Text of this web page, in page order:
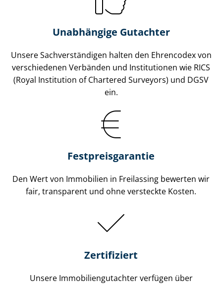
Unabhängige Gutachter
Unsere Sach­ver­stän­di­gen halten den Ehrencodex von
verschiedenen Verbänden und Institutionen wie RICS
(Royal Institution of Chartered Surveyors) und DGSV
ein.
Festpreis​garantie
Den Wert von Immobilien in Freilassing bewerten wir
fair, transparent und ohne versteckte Kosten.
Zertifiziert
Unsere Immobilien­gutachter verfügen über